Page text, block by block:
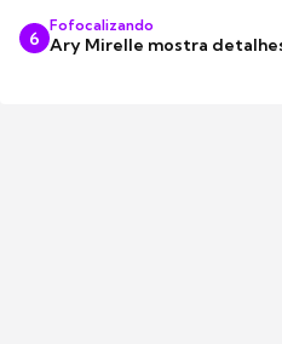
6
Fofocalizando
Ary Mirelle mostra